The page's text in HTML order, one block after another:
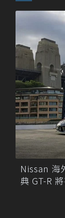
Nissan 海
典 GT-R